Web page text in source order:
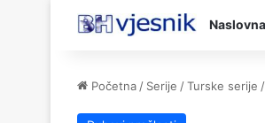
Naslovna
Početna / Serije /Turske serije /